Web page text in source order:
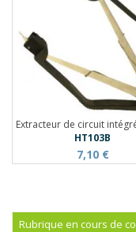
Extracteur de circuit
HT103B
7,10 €
Rubrique en cours de